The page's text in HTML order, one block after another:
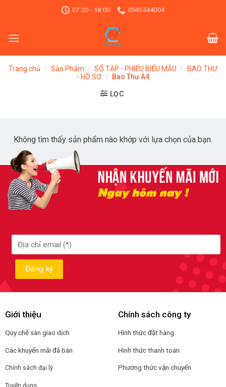
07:30 - 18:00 0945544004
Trang chủ / Sản Phẩm / SỔ TẬP - PHIẾU BIỂU MẪU /
BAO THƯ
- HỒ SƠ / Bao Thư A4
LỌC
Không tìm thấy sản phẩm nào khớp với lựa chọn của bạn.
Giới thiệu
Quy chế sàn giao dịch
Các khuyến mãi đã bán
Chính sách đại lý
Tuyển dụng
Chính sách công ty
Hình thức đặt hàng
Hình thức thanh toán
Phương thức vận chuyển